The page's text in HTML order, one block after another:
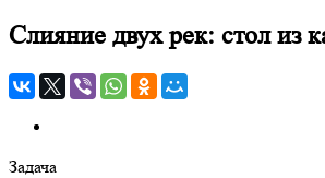
Слияние двух рек: стол из
Задача